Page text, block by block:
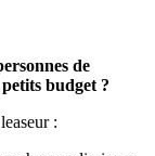
de
budget ?
: